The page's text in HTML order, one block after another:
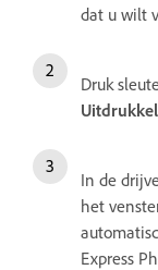
dat u wilt
Druk
In de
het
Express